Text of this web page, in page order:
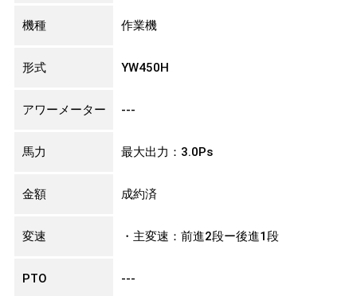
機種 作業機
形式 YW450H
アワーメーター ---
馬力 最大出力：3.0Ps
金額 成約済
変速 ・主変速：前進2段ー後進1段
PTO ---